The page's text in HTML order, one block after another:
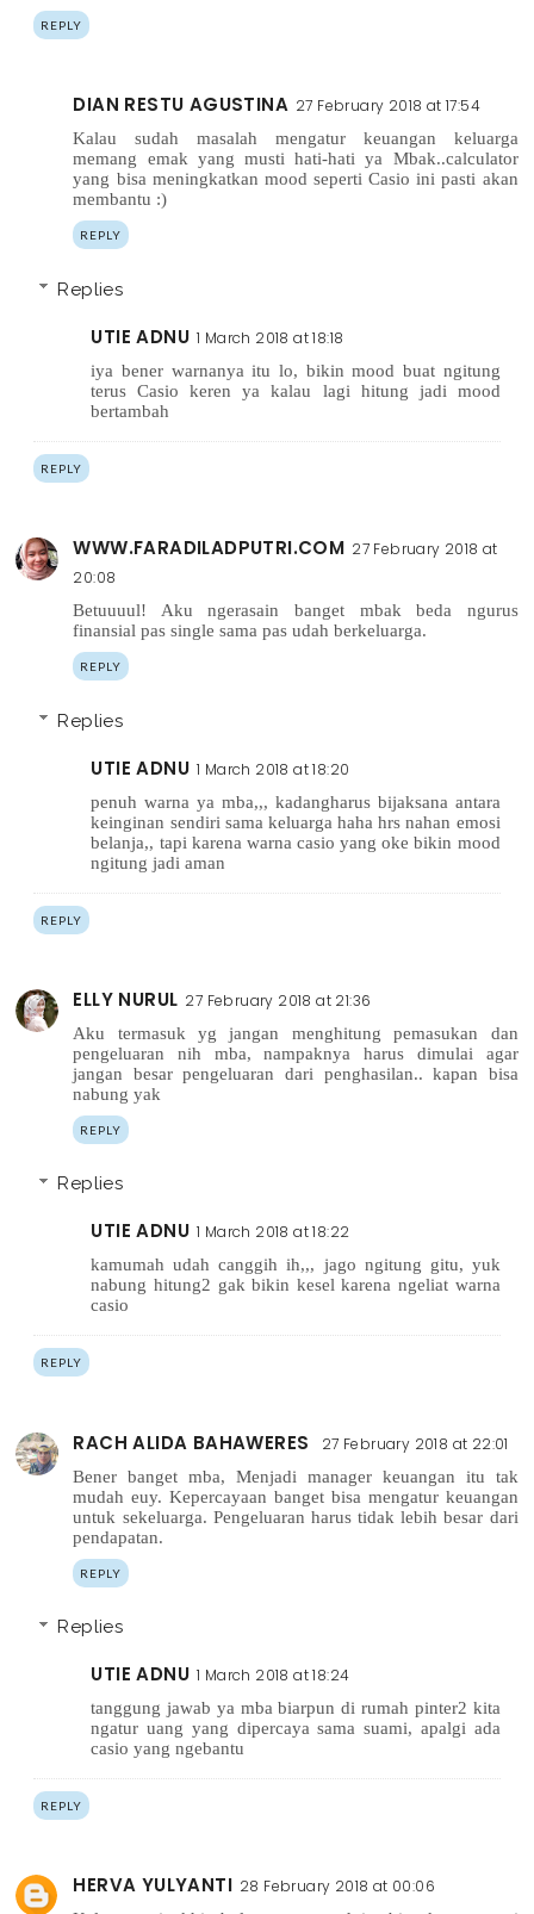
REPLY
DIAN RESTU AGUSTINA 27 February 2018 at 17:54
Kalau sudah masalah mengatur keuangan keluarga
memang emak yang musti hati-hati ya Mbak..calculator
yang bisa meningkatkan mood seperti Casio ini pasti akan
membantu :)
REPLY
Replies
UTIE ADNU 1 March 2018 at 18:18
iya bener warnanya itu lo, bikin mood buat ngitung
terus Casio keren ya kalau lagi hitung jadi mood
bertambah
REPLY
WWW.FARADILADPUTRI.COM 27 February 2018 at
20:08
Betuuuul! Aku ngerasain banget mbak beda ngurus
finansial pas single sama pas udah berkeluarga.
REPLY
Replies
UTIE ADNU 1 March 2018 at 18:20
penuh warna ya mba,,, kadangharus bijaksana antara
keinginan sendiri sama keluarga haha hrs nahan emosi
belanja,, tapi karena warna casio yang oke bikin mood
ngitung jadi aman
REPLY
ELLY NURUL 27 February 2018 at 21:36
Aku termasuk yg jangan menghitung pemasukan dan
pengeluaran nih mba, nampaknya harus dimulai agar
jangan besar pengeluaran dari penghasilan.. kapan bisa
nabung yak
REPLY
Replies
UTIE ADNU 1 March 2018 at 18:22
kamumah udah canggih ih,,, jago ngitung gitu, yuk
nabung hitung2 gak bikin kesel karena ngeliat warna
casio
REPLY
RACH ALIDA BAHAWERES 27 February 2018 at 22:01
Bener banget mba, Menjadi manager keuangan itu tak
mudah euy. Kepercayaan banget bisa mengatur keuangan
untuk sekeluarga. Pengeluaran harus tidak lebih besar dari
pendapatan.
REPLY
Replies
UTIE ADNU 1 March 2018 at 18:24
tanggung jawab ya mba biarpun di rumah pinter2 kita
ngatur uang yang dipercaya sama suami, apalgi ada
casio yang ngebantu
REPLY
HERVA YULYANTI 28 February 2018 at 00:06